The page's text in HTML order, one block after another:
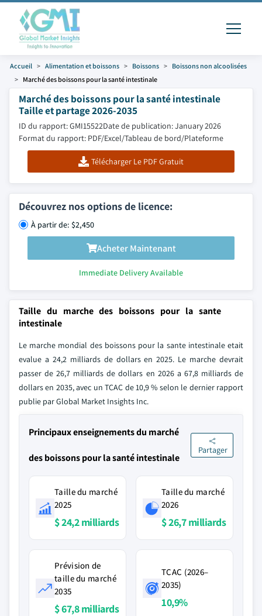
Accueil Alimentation et boissons Boissons
Boissons non alcoolisées
Marché des boissons pour la santé intestinale
Marché des boissons pour la santé intestinale
Taille et partage 2026-2035
ID du rapport: GMI15522Date de publication: January 2026
Format du rapport: PDF/Excel/Tableau de bord/Plateforme
Télécharger Le PDF Gratuit
Découvrez nos options de licence:
À partir de: $2,450
Acheter Maintenant
Immediate Delivery Available
Taille du marche des boissons pour la sante
intestinale
Le marche mondial des boissons pour la sante intestinale etait
evalue a 24,2 milliards de dollars en 2025. Le marche devrait
passer de 26,7 milliards de dollars en 2026 a 67,8 milliards de
dollars en 2035, avec un TCAC de 10,9 % selon le dernier rapport
publie par Global Market Insights Inc.
Principaux enseignements du marché
des boissons pour la santé intestinale
Partager
Taille du marché
2025
$ 24,2 milliards
Taille du marché
2026
$ 26,7 milliards
Prévision de
taille du marché
2035
$ 67,8 milliards
TCAC (2026–
2035)
10,9%